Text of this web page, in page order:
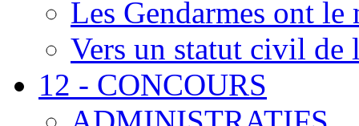
Les Gendarmes ont le
Vers un statut civil de
12 - CONCOURS